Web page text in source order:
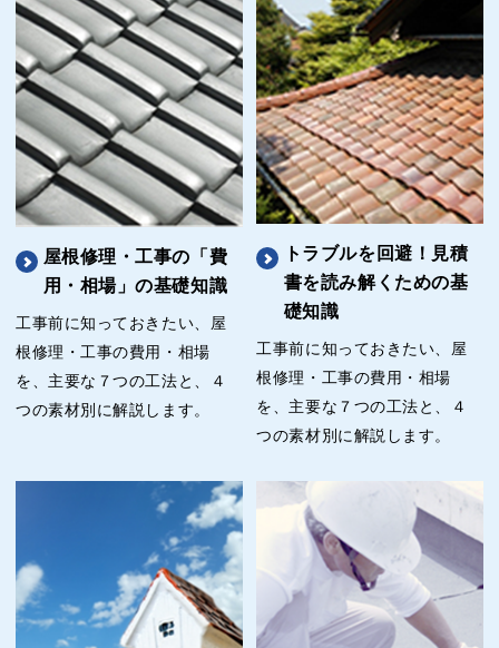
屋根修理・工事の「費
用・相場」の基礎知識
工事前に知っておきたい、屋
根修理・工事の費用・相場
を、主要な７つの工法と、４
つの素材別に解説します。
トラブルを回避！見積
書を読み解くための基
礎知識
工事前に知っておきたい、屋
根修理・工事の費用・相場
を、主要な７つの工法と、４
つの素材別に解説します。